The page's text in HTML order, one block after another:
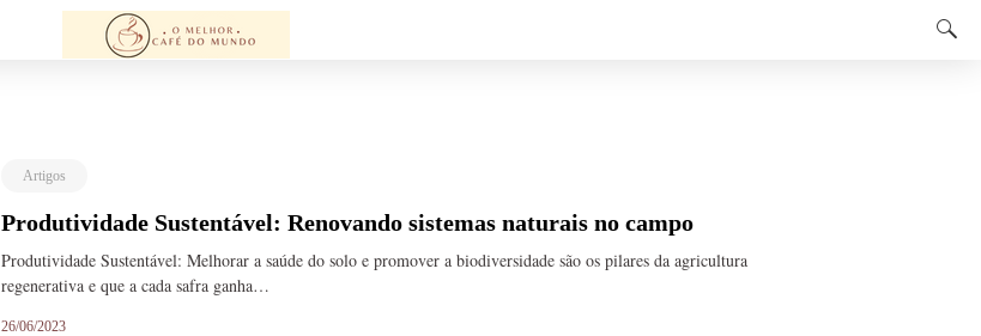
Artigos
Produtividade Sustentável: Renovando sistemas naturais no campo
Produtividade Sustentável: Melhorar a saúde do solo e promover a biodiversidade são os pilares da agricultura
regenerativa e que a cada safra ganha…
26/06/2023